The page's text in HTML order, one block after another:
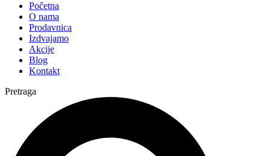
Početna
O nama
Prodavnica
Izdvajamo
Akcije
Blog
Kontakt
Pretraga